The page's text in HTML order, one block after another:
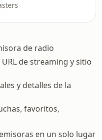
de radio
de streaming y sitio
y detalles de la
favoritos,
en un solo lugar